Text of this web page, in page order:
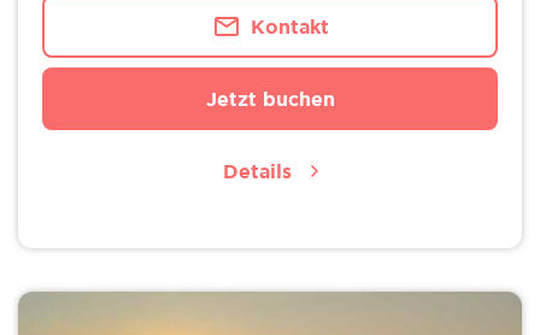
Kontakt
Jetzt buchen
Details